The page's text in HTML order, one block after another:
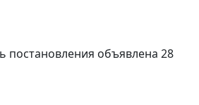
постановления объявлена 28